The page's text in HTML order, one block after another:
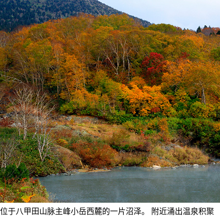
位于八甲田山脉主峰小岳西麓的一片沼泽。 附近涌出温泉积聚